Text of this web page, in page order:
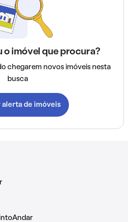
o imóvel que procura?
chegarem novos imóveis nesta
busca
alerta de imóveis